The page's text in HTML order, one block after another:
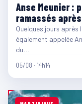
Anse Meunier :
ramassés
Quelques jours après
également appelée
du…
05/08 · 14h14